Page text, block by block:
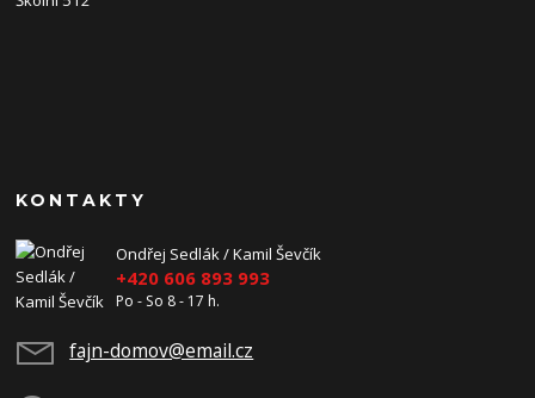
KONTAKTY
Ondřej Sedlák / Kamil Ševčík
+420 606 893 993
Po - So 8 - 17 h.
fajn-domov@email.cz